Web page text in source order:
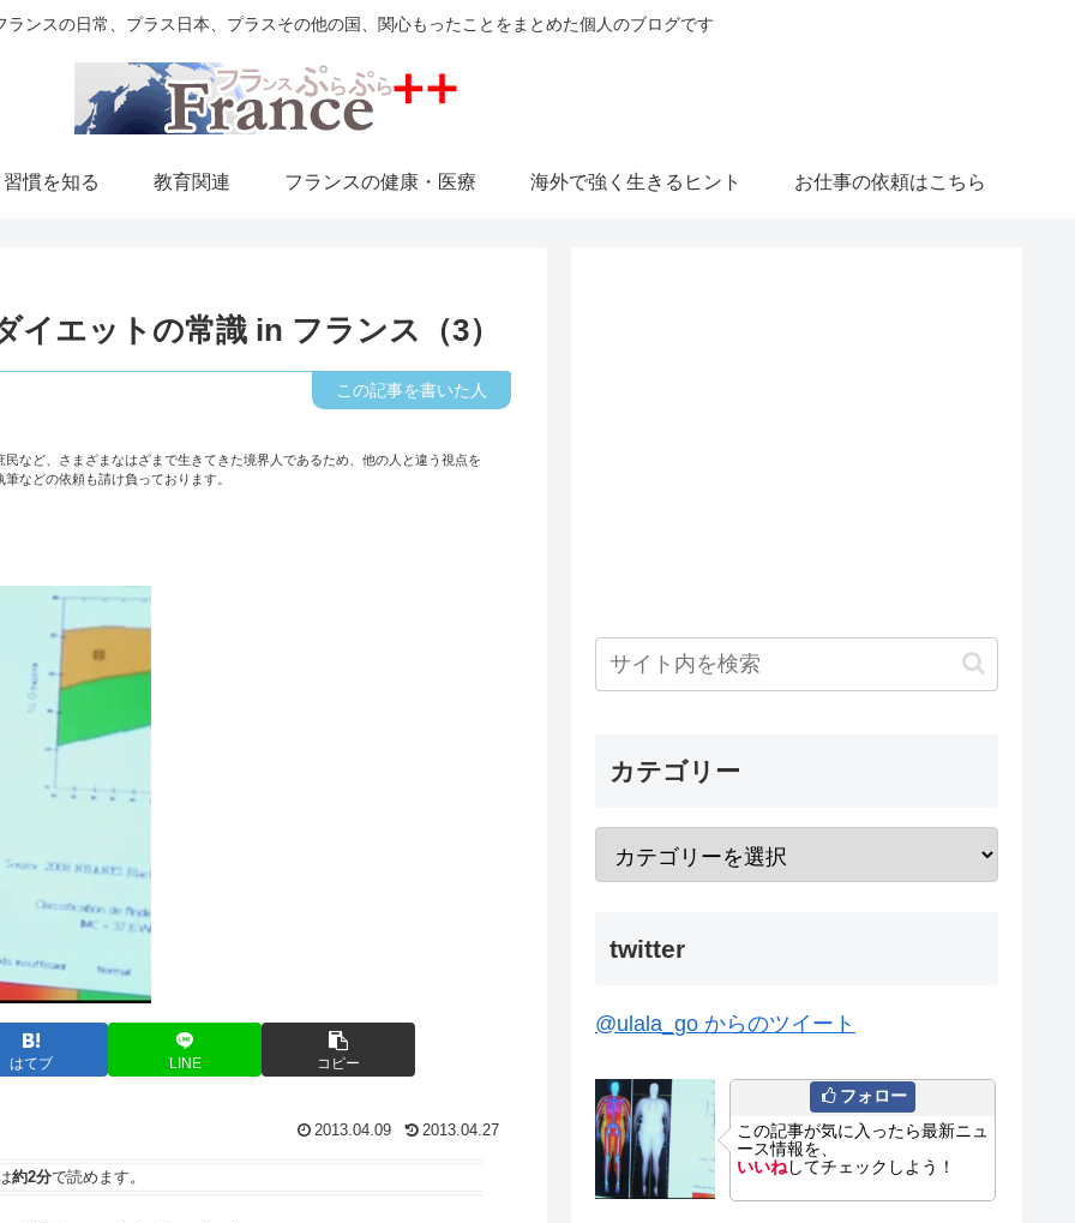
ランスの日常、プラス日本、プラスその他の国、関心もったことをまとめた個人のブログです
慣を知る 教育関連 フランスの健康・医療 海外で強く生きるヒント お仕事の依頼はこちら
イエットの常識 in フランス（3）
など、さまざまなはざまで生きてきた境界人であるため、他の人と違う視点を
などの依頼も請け負っております。
はてブ LINE コピー
2013.04.09 2013.04.27
約2分で読めます。
カテゴリー
twitter
@ulala_go からのツイート
フォロー
この記事が気に入ったら最新ニュ
ース情報を、
いいねしてチェックしよう！